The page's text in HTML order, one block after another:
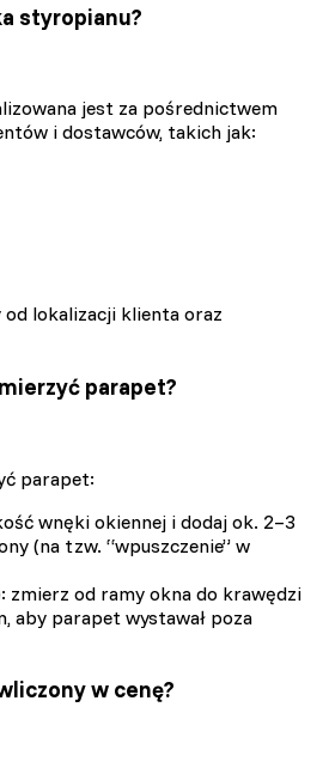
styropianu?
jest za pośrednictwem
i dostawców, takich jak:
lokalizacji klienta oraz
parapet?
parapet:
wnęki okiennej i dodaj ok. 2–3
(na tzw. “wpuszczenie” w
zmierz od ramy okna do krawędzi
aby parapet wystawał poza
w cenę?